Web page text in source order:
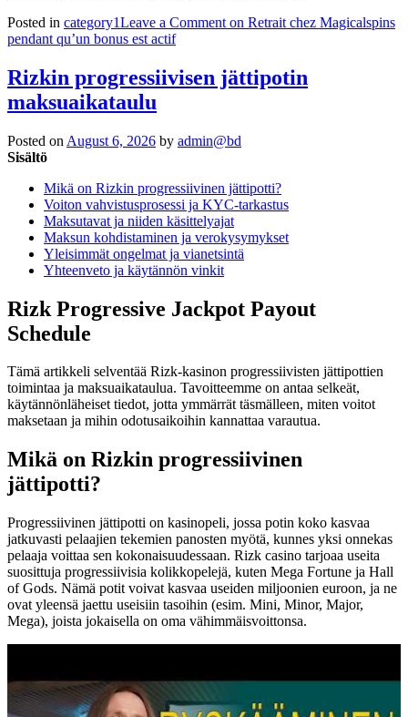
Posted in category1Leave a Comment on Retrait chez Magicalspins
pendant qu’un bonus est actif
Rizkin progressiivisen jättipotin
maksuaikataulu
Posted on August 6, 2026 by admin@bd
Sisältö
Mikä on Rizkin progressiivinen jättipotti?
Voiton vahvistusprosessi ja KYC-tarkastus
Maksutavat ja niiden käsittelyajat
Maksun kohdistaminen ja verokysymykset
Yleisimmät ongelmat ja vianetsintä
Yhteenveto ja käytännön vinkit
Rizk Progressive Jackpot Payout
Schedule
Tämä artikkeli selventää Rizk-kasinon progressiivisten jättipottien
toimintaa ja maksuaikataulua. Tavoitteemme on antaa selkeät,
käytännönläheiset tiedot, jotta ymmärrät täsmälleen, miten voitot
maksetaan ja mihin odotusaikoihin kannattaa varautua.
Mikä on Rizkin progressiivinen
jättipotti?
Progressiivinen jättipotti on kasinopeli, jossa potin koko kasvaa
jatkuvasti pelaajien tekemien panosten myötä, kunnes yksi onnekas
pelaaja voittaa sen kokonaisuudessaan. Rizk casino tarjoaa useita
suosittuja progressiivisia kolikkopelejä, kuten Mega Fortune ja Hall
of Gods. Nämä potit voivat kasvaa useiden miljoonien euroon, ja ne
ovat yleensä jaettu useisiin tasoihin (esim. Mini, Minor, Major,
Mega), joista jokaisella on oma vähimmäisvoittonsa.